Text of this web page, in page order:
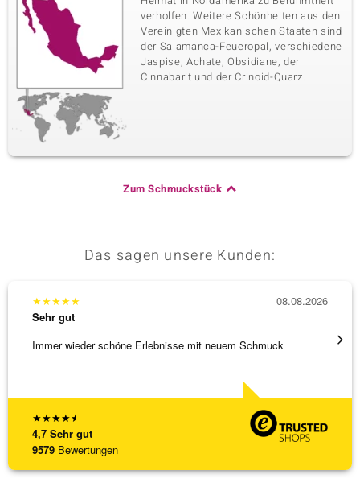
verholfen. Weitere Schönheiten aus den
Vereinigten Mexikanischen Staaten sind
der Salamanca-Feueropal, verschiedene
Jaspise, Achate, Obsidiane, der
Cinnabarit und der Crinoid-Quarz.
Zum Schmuckstück
Das sagen unsere Kunden:
★★★★★
4,7 Sehr gut
9579 Bewertungen
★★★★★
Sehr gut
Immer wieder schöne Erlebnisse mit neuem Schmuck
08.08.2026